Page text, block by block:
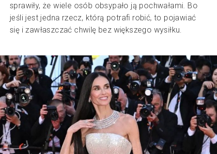
sprawiły, że wiele osób obsypało ją pochwałami. Bo
jeśli jest jedna rzecz, którą potrafi robić, to pojawiać
się i zawłaszczać chwilę bez większego wysiłku.